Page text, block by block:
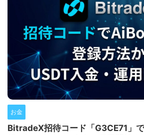
お金
BitradeX招待コード「G3CE71」